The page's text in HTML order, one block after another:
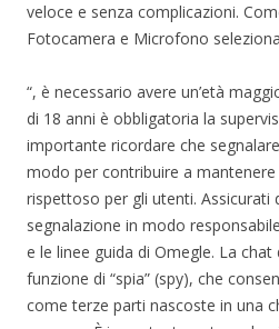
veloce e senza complicazioni.
Fotocamera e Microfono
“, è necessario avere un’età
di 18 anni è obbligatoria la
importante ricordare che
modo per contribuire a
rispettoso per gli utenti. Assicurati
segnalazione in modo
e le linee guida di Omegle. La
funzione di “spia” (spy), che
come terze parti nascoste in una